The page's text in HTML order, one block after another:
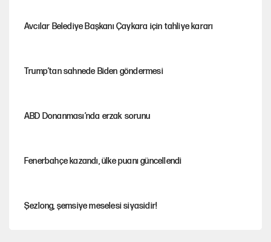
Avcılar Belediye Başkanı Çaykara için tahliye kararı
Trump’tan sahnede Biden göndermesi
ABD Donanması’nda erzak sorunu
Fenerbahçe kazandı, ülke puanı güncellendi
Şezlong, şemsiye meselesi siyasidir!